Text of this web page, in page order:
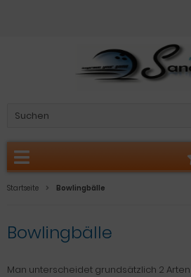
Startseite Bowlingbälle
Bowlingbälle
Man unterscheidet grundsätzlich 2